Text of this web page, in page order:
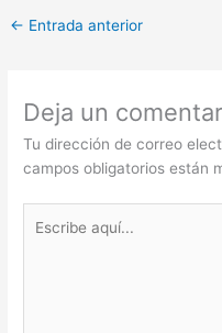
← Entrada anterior
Deja un
Tu dirección de correo
campos obligatorios están
aquí...